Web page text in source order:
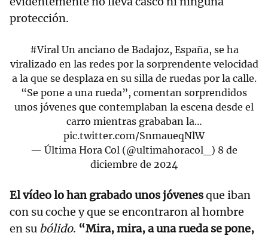
protección.
#Viral Un anciano de Badajoz, España, se ha
viralizado en las redes por la sorprendente velocidad
a la que se desplaza en su silla de ruedas por la calle.
“Se pone a una rueda”, comentan sorprendidos
unos jóvenes que contemplaban la escena desde el
carro mientras grababan la…
pic.twitter.com/SnmaueqNlW
— Última Hora Col (@ultimahoracol_) 8 de
diciembre de 2024
El vídeo lo han grabado unos jóvenesque iban
con su coche y que se encontraron al hombre
en su bólido. “Mira, mira, a una rueda se pone,